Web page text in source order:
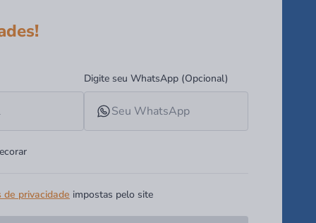
Digite seu WhatsApp (Opcional)
privacidade impostas pelo site